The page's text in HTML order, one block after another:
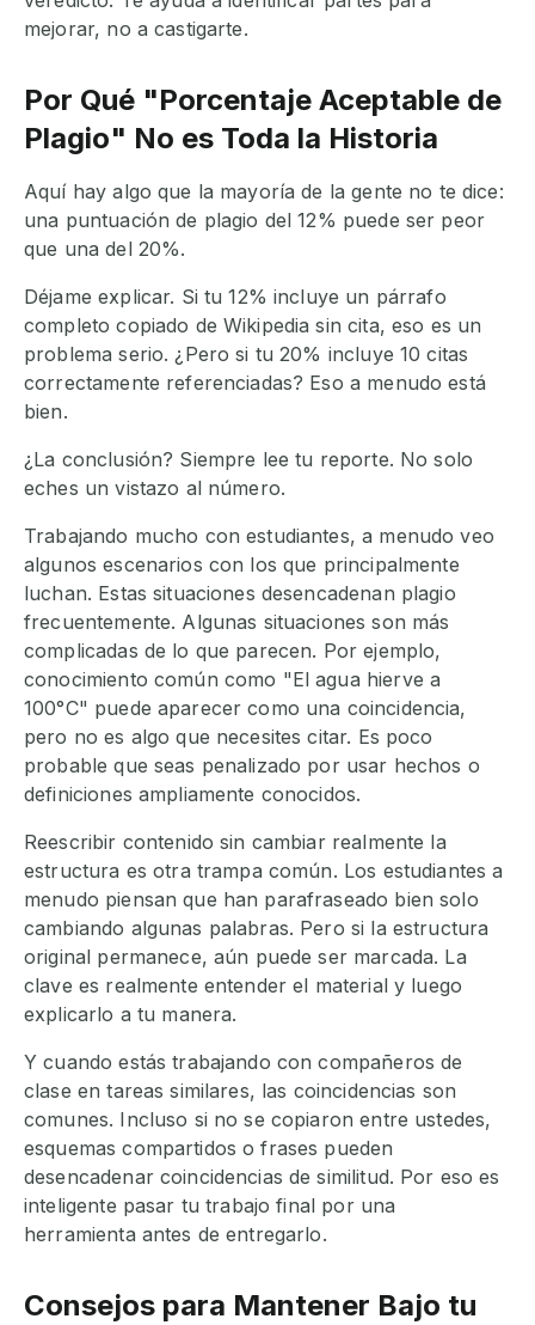
mejorar, no a castigarte.
Por Qué "Porcentaje Aceptable de
Plagio" No es Toda la Historia
Aquí hay algo que la mayoría de la gente no te dice:
una puntuación de plagio del 12% puede ser peor
que una del 20%.
Déjame explicar. Si tu 12% incluye un párrafo
completo copiado de Wikipedia sin cita, eso es un
problema serio. ¿Pero si tu 20% incluye 10 citas
correctamente referenciadas? Eso a menudo está
bien.
¿La conclusión? Siempre lee tu reporte. No solo
eches un vistazo al número.
Trabajando mucho con estudiantes, a menudo veo
algunos escenarios con los que principalmente
luchan. Estas situaciones desencadenan plagio
frecuentemente. Algunas situaciones son más
complicadas de lo que parecen. Por ejemplo,
conocimiento común como "El agua hierve a
100°C" puede aparecer como una coincidencia,
pero no es algo que necesites citar. Es poco
probable que seas penalizado por usar hechos o
definiciones ampliamente conocidos.
Reescribir contenido sin cambiar realmente la
estructura es otra trampa común. Los estudiantes a
menudo piensan que han parafraseado bien solo
cambiando algunas palabras. Pero si la estructura
original permanece, aún puede ser marcada. La
clave es realmente entender el material y luego
explicarlo a tu manera.
Y cuando estás trabajando con compañeros de
clase en tareas similares, las coincidencias son
comunes. Incluso si no se copiaron entre ustedes,
esquemas compartidos o frases pueden
desencadenar coincidencias de similitud. Por eso es
inteligente pasar tu trabajo final por una
herramienta antes de entregarlo.
Consejos para Mantener Bajo tu